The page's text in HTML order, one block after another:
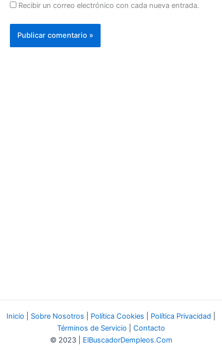
Recibir un correo electrónico con cada nueva entrada.
Inicio Sobre Nosotros Política Cookies Política Privacidad
Términos de Servicio
Contacto
© 2023 | ElBuscadorDempleos.Com